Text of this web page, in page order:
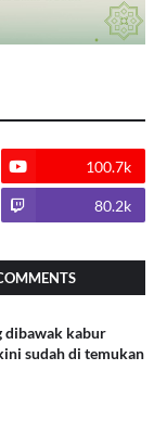
100.7k
80.2k
dibawak kabur
sudah di temukan